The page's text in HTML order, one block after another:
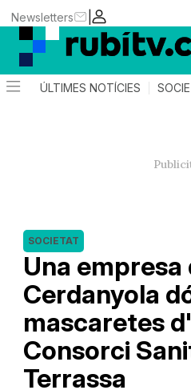
|
Newsletters
ÚLTIMES NOTÍCIES
Una empresa
Cerdanyola
mascaretes
Consorci
Terrassa
SOCIETAT